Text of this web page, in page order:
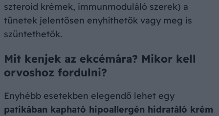
szteroid krémek, immunmoduláló szerek) a
tünetek jelentősen enyhíthetők vagy meg is
szüntethetők.
Mit kenjek az ekcémára? Mikor kell
orvoshoz fordulni?
Enyhébb esetekben elegendő lehet egy
patikában kapható hipoallergén hidratáló krém